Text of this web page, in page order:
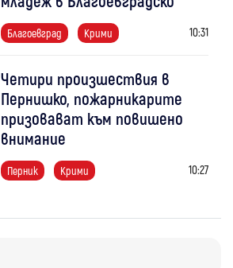
Благоевград Крими 10:31
Четири произшествия в
Пернишко, пожарникарите
призовават към повишено
внимание
Перник Крими 10:27